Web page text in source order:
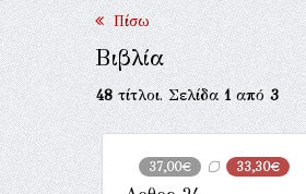
Πίσω
Βιβλία
48τίτλοι. Σελίδα1από3
37,00€ 33,30€